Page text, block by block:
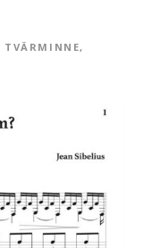
TVÄRMINNE,